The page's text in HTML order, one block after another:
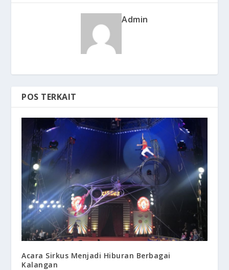
Admin
POS TERKAIT
Acara Sirkus Menjadi Hiburan Berbagai
Kalangan